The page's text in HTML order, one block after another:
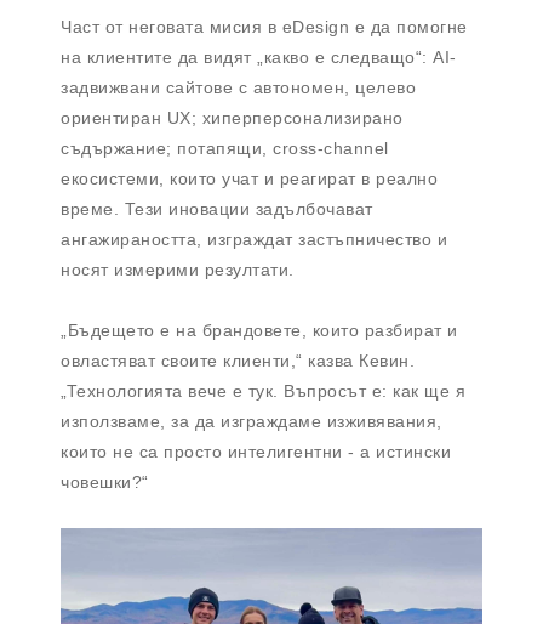
Част от неговата мисия в eDesign е да помогне
на клиентите да видят „какво е следващо“: AI-
задвижвани сайтове с автономен, целево
ориентиран UX; хиперперсонализирано
съдържание; потапящи, cross-channel
екосистеми, които учат и реагират в реално
време. Тези иновации задълбочават
ангажираността, изграждат застъпничество и
носят измерими резултати.
„Бъдещето е на брандовете, които разбират и
овластяват своите клиенти,“ казва Кевин.
„Технологията вече е тук. Въпросът е: как ще я
използваме, за да изграждаме изживявания,
които не са просто интелигентни - а истински
човешки?“